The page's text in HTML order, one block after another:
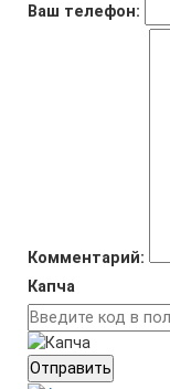
Ваш телефон:
Комментарий:
Капча
Отправить